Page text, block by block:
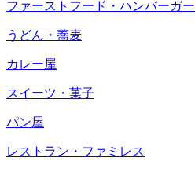
ファーストフード・ハンバーガー
うどん・蕎麦
カレー屋
スイーツ・菓子
パン屋
レストラン・ファミレス